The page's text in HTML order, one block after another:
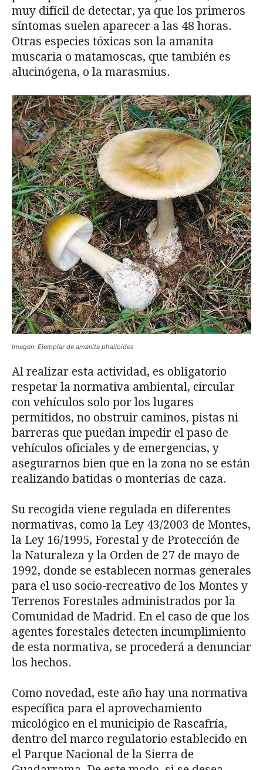
muy difícil de detectar, ya que los primeros
síntomas suelen aparecer a las 48 horas.
Otras especies tóxicas son la amanita
muscaria o matamoscas, que también es
alucinógena, o la marasmius.
Imagen: Ejemplar de amanita phalloides
Al realizar esta actividad, es obligatorio
respetar la normativa ambiental, circular
con vehículos solo por los lugares
permitidos, no obstruir caminos, pistas ni
barreras que puedan impedir el paso de
vehículos oficiales y de emergencias, y
asegurarnos bien que en la zona no se están
realizando batidas o monterías de caza.
Su recogida viene regulada en diferentes
normativas, como la Ley 43/2003 de Montes,
la Ley 16/1995, Forestal y de Protección de
la Naturaleza y la Orden de 27 de mayo de
1992, donde se establecen normas generales
para el uso socio-recreativo de los Montes y
Terrenos Forestales administrados por la
Comunidad de Madrid. En el caso de que los
agentes forestales detecten incumplimiento
de esta normativa, se procederá a denunciar
los hechos.
Como novedad, este año hay una normativa
específica para el aprovechamiento
micológico en el municipio de Rascafría,
dentro del marco regulatorio establecido en
el Parque Nacional de la Sierra de